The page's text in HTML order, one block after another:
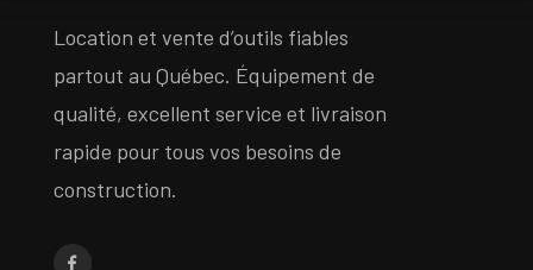
Location et vente d’outils fiables
partout au Québec. Équipement de
qualité, excellent service et livraison
rapide pour tous vos besoins de
construction.